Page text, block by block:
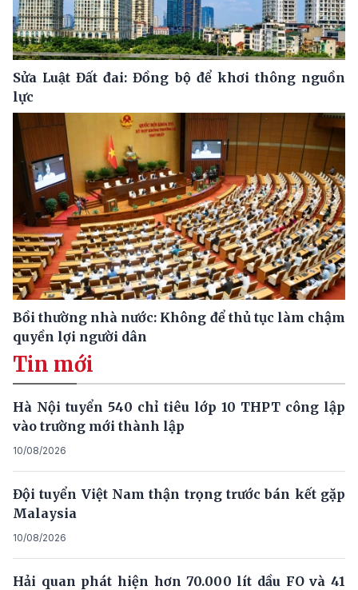
Sửa Luật Đất đai: Đồng bộ để khơi thông nguồn
lực
Bồi thường nhà nước: Không để thủ tục làm chậm
quyền lợi người dân
Tin mới
Hà Nội tuyển 540 chỉ tiêu lớp 10 THPT công lập
vào trường mới thành lập
10/08/2026
Đội tuyển Việt Nam thận trọng trước bán kết gặp
Malaysia
10/08/2026
Hải quan phát hiện hơn 70.000 lít dầu FO và 41